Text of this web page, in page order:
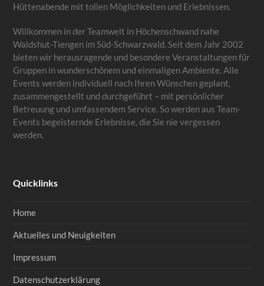
Hüttenabende mit tollen Möglichkeiten und Erlebnissen.
Willkommen in der Teamwelt in Höchenschwand nahe
Waldshut-Tiengen im Süd-Schwarzwald. Seit dem Jahr 2002
bieten wir herausragende und besondere Veranstaltungen für
Gruppen in wunderschönem und einmaligen Ambiente. Alle
Events werden individuell nach Ihren Wünschen geplant,
zusammengestellt und durchgeführt – mit persönlicher
Betreuung und umfassendem Service. So werden aus Team-
Events begeisternde Erlebnisse, die Sie nie vergessen
werden.
Quicklinks
Home
Aktuelles und Neuigkeiten
Impressum
Datenschutzerklärung